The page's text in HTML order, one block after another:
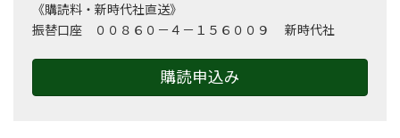
《購読料・新時代社直送》
振替口座 ００８６０－４－１５６００９ 新時代社
購読申込み